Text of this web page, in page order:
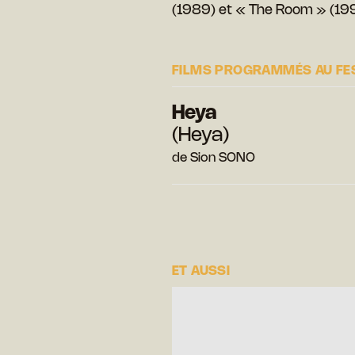
(1989) et « The Room »
FILMS PROGRAMMÉS AU
Heya
(Heya)
de Sion SONO
ET AUSSI